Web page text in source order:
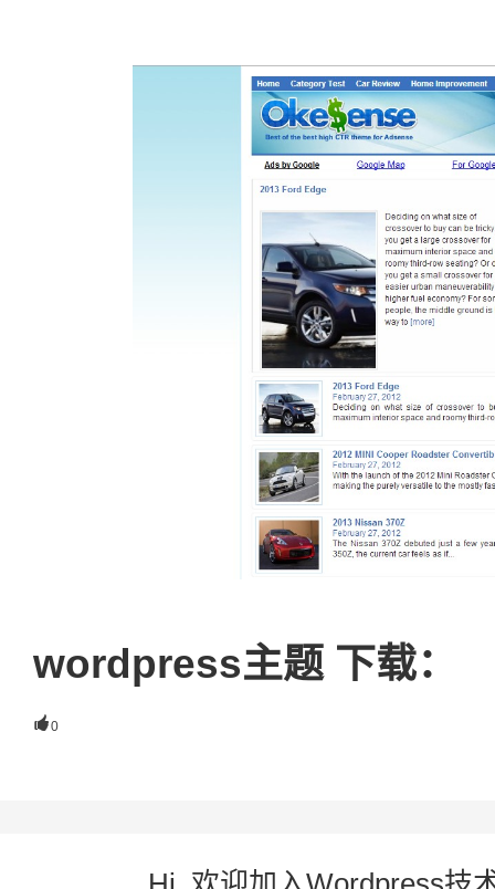
wordpress主题 下载：
0